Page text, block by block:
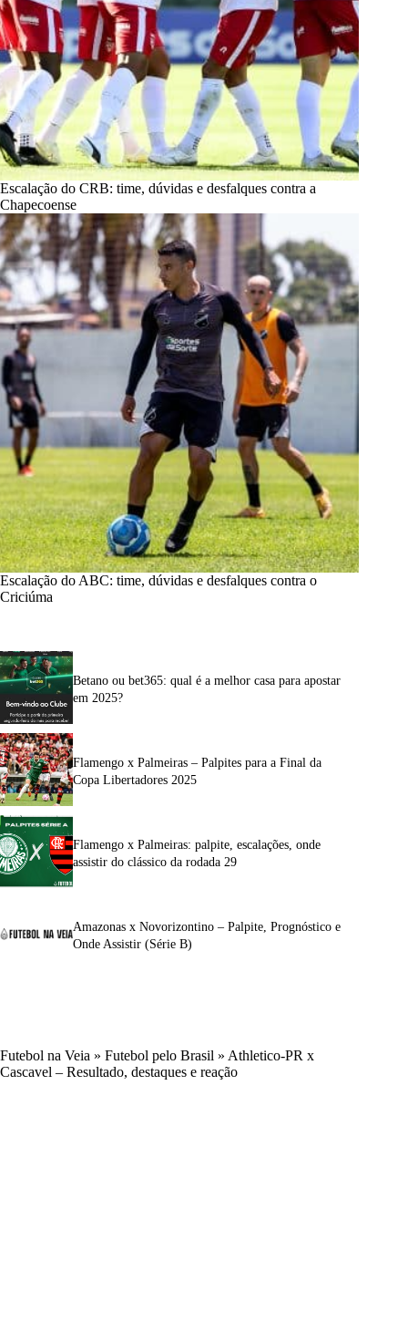
Escalação do CRB: time, dúvidas e desfalques contra a
Chapecoense
Escalação do ABC: time, dúvidas e desfalques contra o
Criciúma
Betano ou bet365: qual é a melhor casa para apostar
em 2025?
Flamengo x Palmeiras – Palpites para a Final da
Copa Libertadores 2025
Flamengo x Palmeiras: palpite, escalações, onde
assistir do clássico da rodada 29
Amazonas x Novorizontino – Palpite, Prognóstico e
Onde Assistir (Série B)
Futebol na Veia » Futebol pelo Brasil » Athletico-PR x
Cascavel – Resultado, destaques e reação